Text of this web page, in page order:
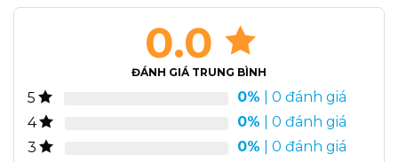
0.0
ĐÁNH GIÁ TRUNG BÌNH
5 0% | 0 đánh giá
4
0% | 0 đánh giá
3
0% | 0 đánh giá